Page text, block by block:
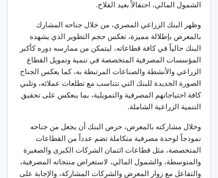
الشمول المالي، احتفالاً بعيد الفلاح.
وظهر البنك الزراعي المصري، من خلال جناحه المشارك
بالمعرض بإطلالة مميزة، تعكس حجم التطوير الذي يشهده
البنك حالياً في كافة قطاعاته، ليتمكن من ممارسه دوره كأكبر
المؤسسات المصرفية المتخصصة في تنمية وتمويل القطاع
الزراعي والأنشطة والصناعات المرتبطة به، كما يعكس الجناح
الصورة الجديدة للبنك التي تتناسب مع تطلعات عملائه، وتلبي
كافة احتياجاتهم المصرفية والتمويلية، بما ينعكس على تحقيق
التنمية الزراعية الشاملة.
وخلال مشاركته بالمعرض، حرص البنك أن يجعل من جناحه
نموذجاً لوحدة مصرفية متكاملة تضم عدداً من القطاعات
المتخصصة، مثل قطاعات ائتمان الشركات الكبرى والصغيرة
والمتوسطة، والشمول المالي، لاستعراض منتجاته المصرفية،
والتفاعل مع زوار المعرض والشركات المشاركة، والإجابة على